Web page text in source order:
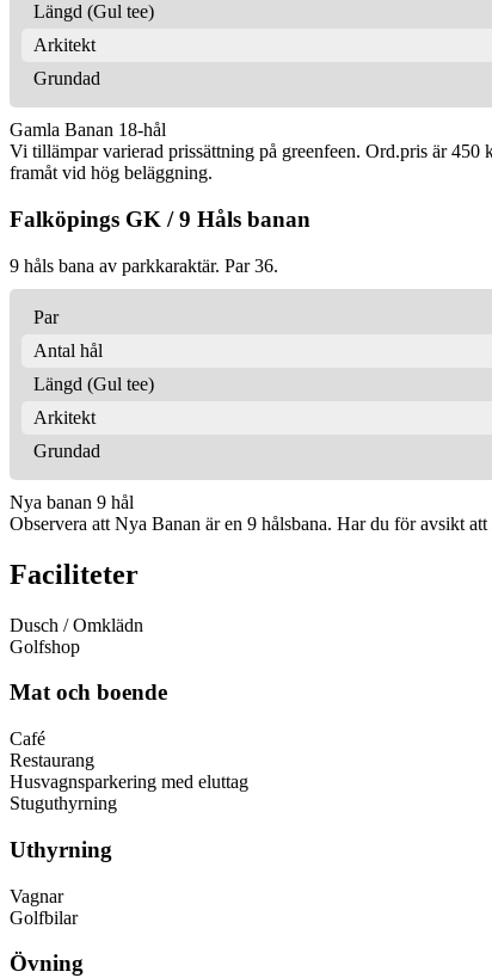
Längd (Gul tee)
Arkitekt
Grundad
Gamla Banan 18-hål
Vi tillämpar varierad prissättning på greenfeen. Ord.pris är
framåt vid hög beläggning.
Falköpings GK / 9 Håls banan
9 håls bana av parkkaraktär. Par 36.
Par
Antal hål
Längd (Gul tee)
Arkitekt
Grundad
Nya banan 9 hål
Observera att Nya Banan är en 9 hålsbana. Har du för avsikt
Faciliteter
Dusch / Omklädn
Golfshop
Mat och boende
Café
Restaurang
Husvagnsparkering med eluttag
Stuguthyrning
Uthyrning
Vagnar
Golfbilar
Övning